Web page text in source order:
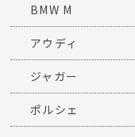
BMW M
アウディ
ジャガー
ポルシェ